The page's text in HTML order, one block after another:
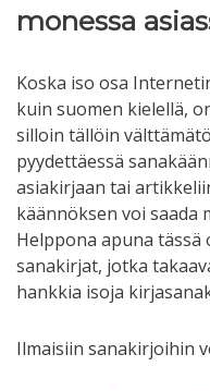
monessa
Koska iso osa
kuin suomen kielellä,
silloin tällöin
pyydettäessä
asiakirjaan tai
käännöksen voi saada
Helppona apuna
sanakirjat, jotka
hankkia isoja
Ilmaisiin sanakirjoihin